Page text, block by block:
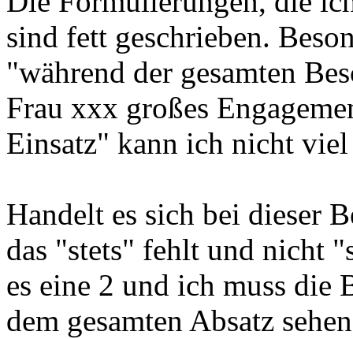
sind fett geschrieben.
"während der gesamten
Frau xxx großes
Einsatz" kann ich nicht viel
Handelt es sich bei dieser
das "stets" fehlt und nicht
es eine 2 und ich muss
dem gesamten Absatz